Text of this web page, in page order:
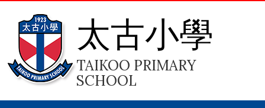
太古小學
TAIKOO PRIMARY
SCHOOL